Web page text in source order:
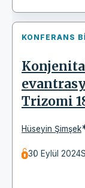
KONFERANS
Trizomi
Hüseyin Şimşek
30 Eylül 2024